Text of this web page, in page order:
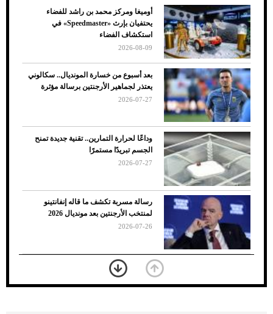
ضعف تبريد مكيف السيارة عند الوقوف.. أشهر
الأسباب والحلول
7 نصائح لاختيار لون البنطلون المناسب للقميص
الأسود
أوميغا ومركز محمد بن راشد للفضاء
يحتفيان بإرث «Speedmaster» في
استكشاف الفضاء
2026-08-09
بعد أسبوع من خسارة المونديال.. سكالوني
يعتذر لجماهير الأرجنتين برسالة مؤثرة
2026-07-27
وداعًا لحرارة التمارين.. تقنية جديدة تمنح
الجسم تبريدًا مستمرًا
2026-07-27
رسالة مسربة تكشف ما قاله إنفانتينو
لمنتخب الأرجنتين بعد مونديال 2026
2026-07-26
«الجوازات» تكشف طريقة استخراج رقم
الحدود للزائر عبر أبشر
2026-07-26